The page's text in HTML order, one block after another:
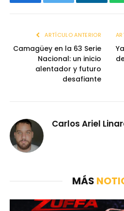
FacebookTwitter LinkedIn
ARTÍCULO ANTERIOR
Camagüey en la 63 Serie
Nacional: un inicio
alentador y futuro
desafiante
Carlos Ariel
MÁS